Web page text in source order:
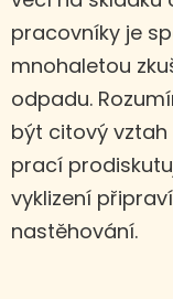
pracovníky je
mnohaletou
odpadu.
být citový
prací
vyklizení
nastěhování.